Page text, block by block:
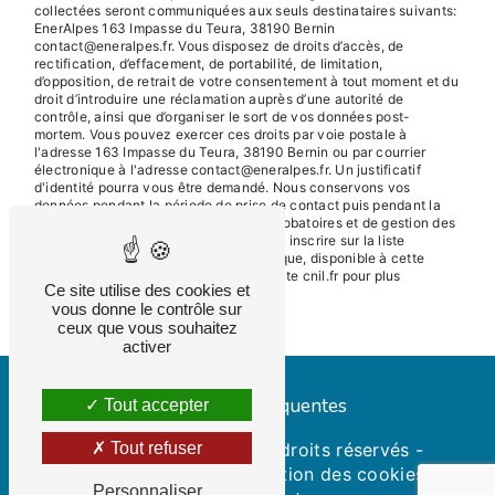
collectées seront communiquées aux seuls destinataires suivants:
EnerAlpes 163 Impasse du Teura, 38190 Bernin
contact@eneralpes.fr. Vous disposez de droits d’accès, de
rectification, d’effacement, de portabilité, de limitation,
d’opposition, de retrait de votre consentement à tout moment et du
droit d’introduire une réclamation auprès d’une autorité de
contrôle, ainsi que d’organiser le sort de vos données post-
mortem. Vous pouvez exercer ces droits par voie postale à
l'adresse 163 Impasse du Teura, 38190 Bernin ou par courrier
électronique à l'adresse contact@eneralpes.fr. Un justificatif
d'identité pourra vous être demandé. Nous conservons vos
données pendant la période de prise de contact puis pendant la
durée de prescription légale aux fins probatoires et de gestion des
contentieux. Vous avez le droit de vous inscrire sur la liste
d'opposition au démarchage téléphonique, disponible à cette
. Consultez le site cnil.fr pour plus
d’informations sur vos droits.
Recherches fréquentes
Vistalid - 2026 - Tous droits réservés -
Gestion des cookies
Ce site utilise des cookies et
vous donne le contrôle sur
ceux que vous souhaitez
activer
Tout accepter
Tout refuser
Personnaliser